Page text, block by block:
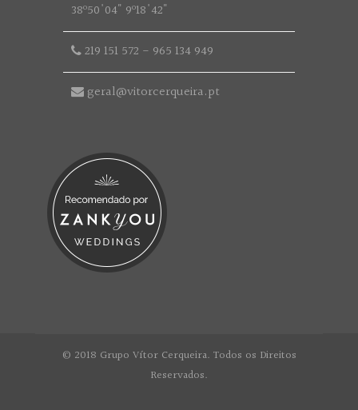
38º50'04" 9º18'42"
219 151 572 - 965 134 949
geral@vitorcerqueira.pt
© 2018 Grupo Vítor Cerqueira. Todos os Direitos
Reservados.